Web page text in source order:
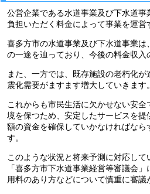
公営企業である水道事業及び下水道
負担いただく料金によって事業を運営
喜多方市の水道事業及び下水道事業
の一途を辿っており、今後の料金収入
また、一方では、既存施設の老朽化
震化需要がますます増大していきます。
これからも市民生活に欠かせない安
境を保つため、安定したサービスを
額の資金を確保していかなければな
す。
このような状況と将来予測に対応し
「喜多方市下水道事業経営等審議会
用料のあり方などについて慎重に審議